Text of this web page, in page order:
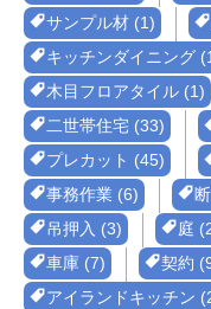
サンプル材 (1)
キッチンダイニング
木目フロアタイル (1)
二世帯住宅 (33)
プレカット (45)
事務作業 (6)
吊押入 (3)
庭
車庫 (7)
契約
アイランドキッチン